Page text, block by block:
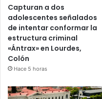
Capturan a dos
adolescentes señalados
de intentar conformar la
estructura criminal
«Ántrax» en Lourdes,
Colón
Hace 5 horas